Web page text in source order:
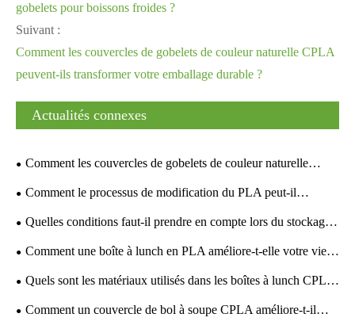
gobelets pour boissons froides ?
Suivant :
Comment les couvercles de gobelets de couleur naturelle CPLA
peuvent-ils transformer votre emballage durable ?
Actualités connexes
Comment les couvercles de gobelets de couleur naturelle
CPLA peuvent-ils transformer votre emballage durable ?
Comment le processus de modification du PLA peut-il
optimiser la résistance à l'usure et la transmission de la lumière
Quelles conditions faut-il prendre en compte lors du stockage
des couvercles de gobelets en CPLA ?
Comment une boîte à lunch en PLA améliore-t-elle votre vie
quotidienne ?
Quels sont les matériaux utilisés dans les boîtes à lunch CPLA
et dans quelle mesure sont-ils respectueux de l'environnement ?
Comment un couvercle de bol à soupe CPLA améliore-t-il